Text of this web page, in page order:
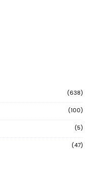
(638)
(100)
(5)
(47)